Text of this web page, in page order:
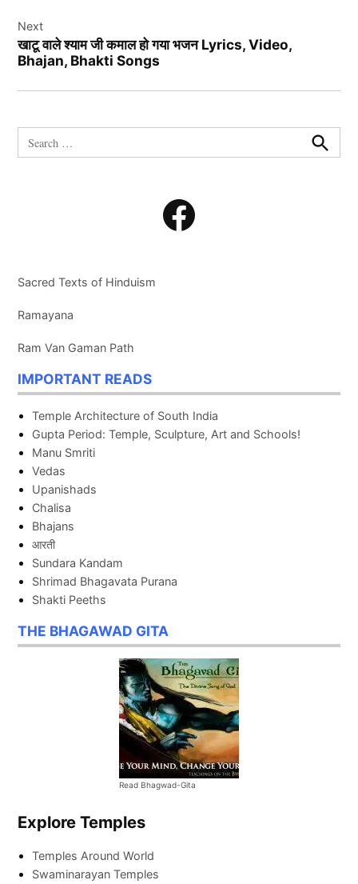
Next
खाटू वाले श्याम जी कमाल हो गया भजन Lyrics, Video,
Bhajan, Bhakti Songs
for:
Search
Facebook
Sacred Texts of Hinduism
Ramayana
Ram Van Gaman Path
IMPORTANT READS
Temple Architecture of South India
Gupta Period: Temple, Sculpture, Art and Schools!
Manu Smriti
Vedas
Upanishads
Chalisa
Bhajans
आरती
Sundara Kandam
Shrimad Bhagavata Purana
Shakti Peeths
THE BHAGAWAD GITA
Read Bhagwad-Gita
Explore Temples
Temples Around World
Swaminarayan Temples